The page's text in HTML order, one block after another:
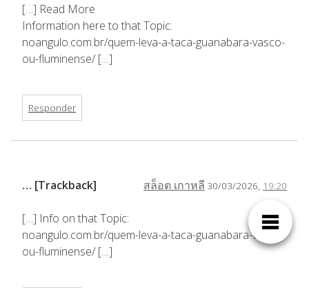
[…] Read More
Information here to that Topic:
noangulo.com.br/quem-leva-a-taca-guanabara-vasco-
ou-fluminense/ […]
Responder
สล็อต เกาหลี 30/03/2026, 19:20
… [Trackback]
[…] Info on that Topic:
noangulo.com.br/quem-leva-a-taca-guanabara-vasco-
ou-fluminense/ […]